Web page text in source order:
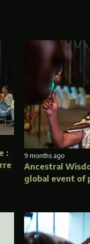
:
9 months ago
Ancestral
global event of